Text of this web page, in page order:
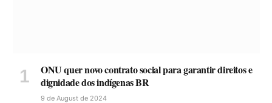
ONU quer novo contrato social para garantir direitos e
dignidade dos indígenas BR
9 de August de 2024